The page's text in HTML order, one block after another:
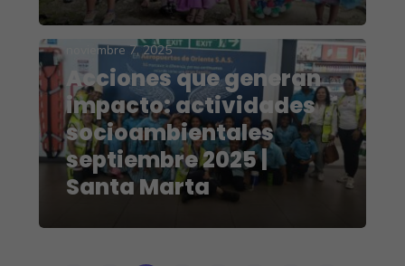
noviembre 7, 2025
Acciones que generan
impacto: actividades
socioambientales
septiembre 2025 |
Santa Marta